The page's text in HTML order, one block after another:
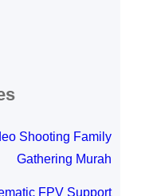
Shooting Family
Gathering Murah
FPV Support